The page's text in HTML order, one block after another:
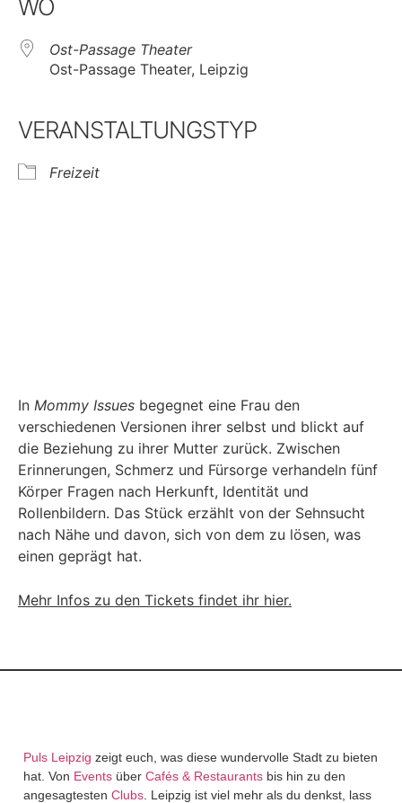
WO
Ost-Passage Theater
Ost-Passage Theater, Leipzig
VERANSTALTUNGSTYP
Freizeit
In Mommy Issues begegnet eine Frau den
verschiedenen Versionen ihrer selbst und blickt auf
die Beziehung zu ihrer Mutter zurück. Zwischen
Erinnerungen, Schmerz und Fürsorge verhandeln fünf
Körper Fragen nach Herkunft, Identität und
Rollenbildern. Das Stück erzählt von der Sehnsucht
nach Nähe und davon, sich von dem zu lösen, was
einen geprägt hat.
Mehr Infos zu den Tickets findet ihr hier.
Puls Leipzig zeigt euch, was diese wundervolle Stadt zu bieten
hat. Von Events über Cafés & Restaurants bis hin zu den
angesagtesten Clubs . Leipzig ist viel mehr als du denkst, lass